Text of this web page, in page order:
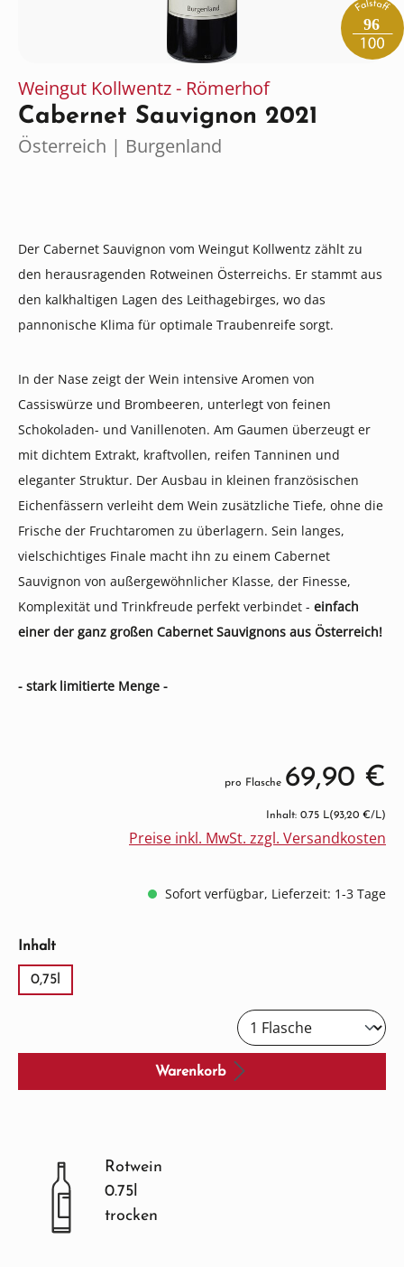
96
Weingut Kollwentz - Römerhof
Cabernet Sauvignon 2021
Österreich | Burgenland
Der Cabernet Sauvignon vom Weingut Kollwentz zählt zu
den herausragenden Rotweinen Österreichs. Er stammt aus
den kalkhaltigen Lagen des Leithagebirges, wo das
pannonische Klima für optimale Traubenreife sorgt.
In der Nase zeigt der Wein intensive Aromen von
Cassiswürze und Brombeeren, unterlegt von feinen
Schokoladen- und Vanillenoten. Am Gaumen überzeugt er
mit dichtem Extrakt, kraftvollen, reifen Tanninen und
eleganter Struktur. Der Ausbau in kleinen französischen
Eichenfässern verleiht dem Wein zusätzliche Tiefe, ohne die
Frische der Fruchtaromen zu überlagern. Sein langes,
vielschichtiges Finale macht ihn zu einem Cabernet
Sauvignon von außergewöhnlicher Klasse, der Finesse,
Komplexität und Trinkfreude perfekt verbindet - einfach
einer der ganz großen Cabernet Sauvignons aus Österreich!
- stark limitierte Menge -
pro Flasche 69,90 €
Inhalt: 0.75 L(93,20 €/L)
Preise inkl. MwSt. zzgl. Versandkosten
Sofort verfügbar, Lieferzeit: 1-3 Tage
Inhaltauswählen
0,75l
Warenkorb
Rotwein
0.75l
trocken